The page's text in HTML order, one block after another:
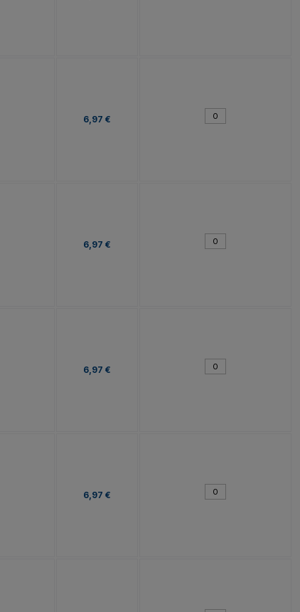
6,97 €
6,97 €
6,97 €
6,97 €